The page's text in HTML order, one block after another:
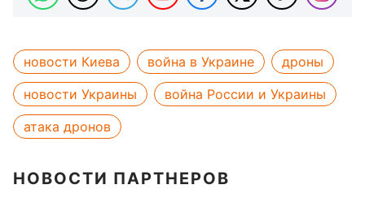
новости Киева война в Украине
дроны
новости Украины
война России и Украины
атака дронов
НОВОСТИ ПАРТНЕРОВ